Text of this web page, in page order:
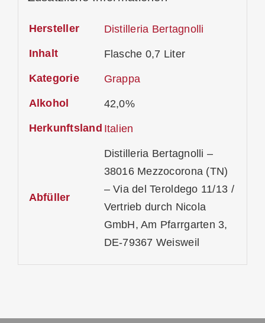
Hersteller Distilleria Bertagnolli
Inhalt Flasche 0,7 Liter
Kategorie Grappa
Alkohol 42,0%
Herkunftsland Italien
Abfüller
Distilleria Bertagnolli –
38016 Mezzocorona (TN)
– Via del Teroldego 11/13 /
Vertrieb durch Nicola
GmbH, Am Pfarrgarten 3,
DE-79367 Weisweil